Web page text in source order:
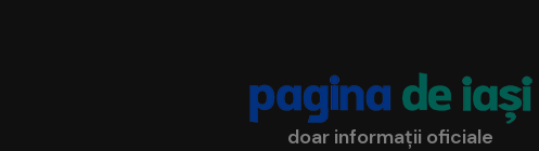
doar informații oficiale